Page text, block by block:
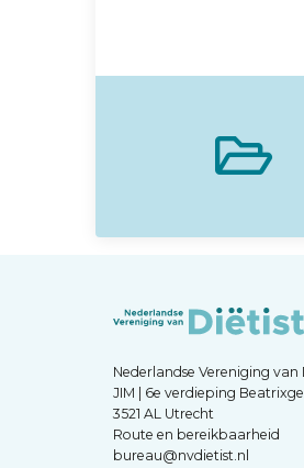
Nederlandse Vereniging van
JIM | 6e verdieping
3521 AL Utrecht
Route en bereikbaarheid
bureau@nvdietist.nl